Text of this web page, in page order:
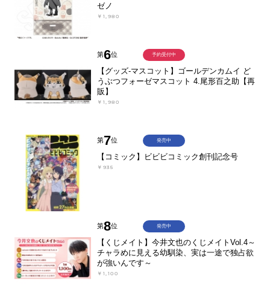
ゼノ
￥1,980
第6位
【グッズ-マスコット】ゴールデンカムイ ど
うぶつフォーゼマスコット 4.尾形百之助【再
販】
￥1,980
予約受付中
第7位
【コミック】ビビビコミック創刊記念号
￥935
発売中
第8位
【くじメイト】今井文也のくじメイトVol.4～
チャラめに見える幼馴染、実は一途で独占欲
が強いんです～
￥1,100
発売中